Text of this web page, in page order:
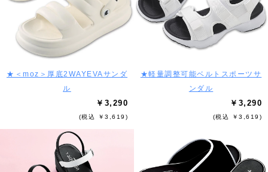
★＜moz＞厚底2WAYEVAサンダ
ル
￥3,290
(税込 ￥3,619)
★軽量調整可能ベルトスポーツサ
ンダル
￥3,290
(税込 ￥3,619)